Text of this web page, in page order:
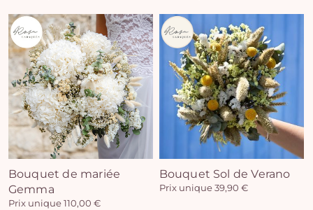
Bouquet de mariée
Gemma
Prix unique 110,00 €
Bouquet Sol de Verano
Prix unique 39,90 €